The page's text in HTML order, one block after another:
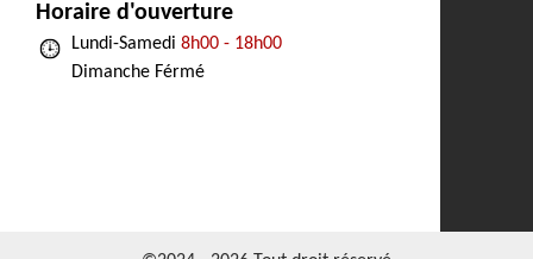
Horaire d'ouverture
Lundi-Samedi 8h00 - 18h00
Dimanche Férmé